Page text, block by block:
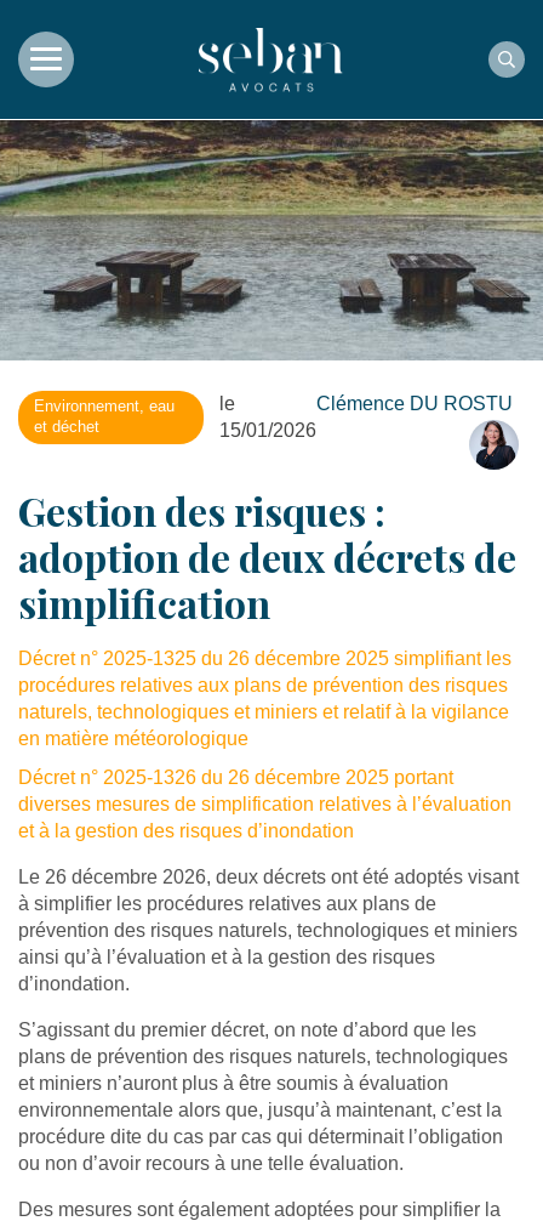
Environnement, eau
et déchet
le
15/01/2026
Clémence DU ROSTU
Gestion des risques :
adoption de deux décrets de
simplification
Décret n° 2025-1325 du 26 décembre 2025 simplifiant les
procédures relatives aux plans de prévention des risques
naturels, technologiques et miniers et relatif à la vigilance
en matière météorologique
Décret n° 2025-1326 du 26 décembre 2025 portant
diverses mesures de simplification relatives à l’évaluation
et à la gestion des risques d’inondation
Le 26 décembre 2026, deux décrets ont été adoptés visant
à simplifier les procédures relatives aux plans de
prévention des risques naturels, technologiques et miniers
ainsi qu’à l’évaluation et à la gestion des risques
d’inondation.
S’agissant du premier décret, on note d’abord que les
plans de prévention des risques naturels, technologiques
et miniers n’auront plus à être soumis à évaluation
environnementale alors que, jusqu’à maintenant, c’est la
procédure dite du cas par cas qui déterminait l’obligation
ou non d’avoir recours à une telle évaluation.
Des mesures sont également adoptées pour simplifier la